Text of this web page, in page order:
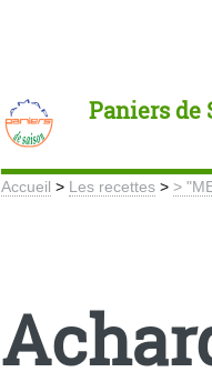
Paniers de
Accueil > Les recettes >>